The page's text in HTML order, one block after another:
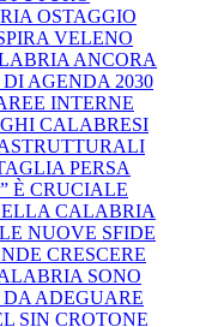
OSTAGGIO
VELENO
ANCORA
AGENDA 2030
INTERNE
CALABRESI
PERSA
È CRUCIALE
CALABRIA
NUOVE SFIDE
CRESCERE
SONO
ADEGUARE
SIN CROTONE